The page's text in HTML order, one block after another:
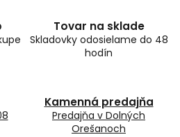
Tovar na sklade
Skladovky odosielame do 48
hodín
Kamenná predajňa
Predajňa v Dolných
Orešanoch